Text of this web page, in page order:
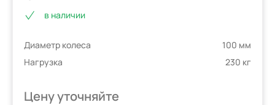
опроса
пользователей
в наличии
Диаметр колеса
100 мм
Нагрузка
230 кг
Цену уточняйте